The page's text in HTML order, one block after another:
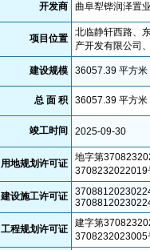
开发商 曲阜犁铧润泽置
项目位置
北临静轩西路、
产开发有限公司
建设规模 36057.39 平方米
总 面 积 36057.39 平方米
竣工时间 2025-09-30
用地规划许可证
地字第
3708232022019
建设施工许可证
工程规划许可证
建字第
3708232023005